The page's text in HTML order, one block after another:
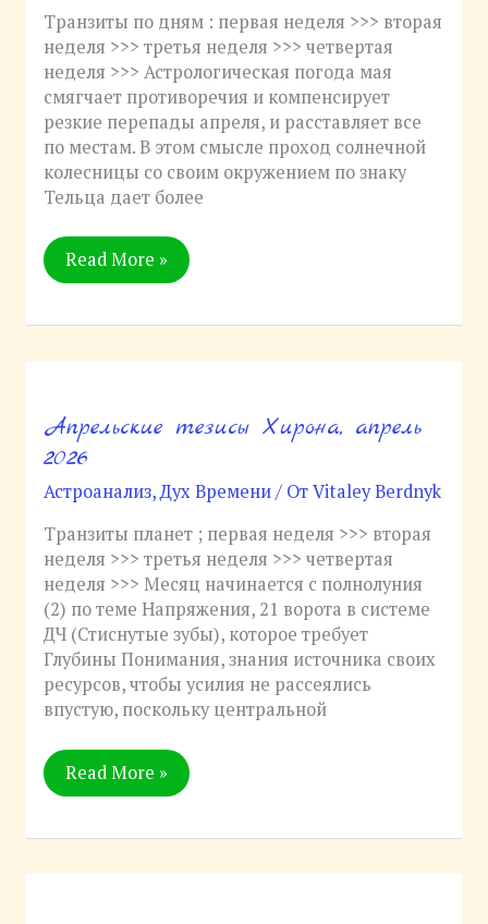
Транзиты по дням : первая неделя >>> вторая
неделя >>> третья неделя >>> четвертая
неделя >>> Астрологическая погода мая
смягчает противоречия и компенсирует
резкие перепады апреля, и расставляет все
по местам. В этом смысле проход солнечной
колесницы со своим окружением по знаку
Тельца дает более
Уран
в
Близнецах
Read More »
Апрельские тезисы Хирона, апрель
2026
Астроанализ,Дух Времени/ ОтVitaley Berdnyk
Транзиты планет ; первая неделя >>> вторая
неделя >>> третья неделя >>> четвертая
неделя >>> Месяц начинается с полнолуния
(2) по теме Напряжения, 21 ворота в системе
ДЧ (Стиснутые зубы), которое требует
Глубины Понимания, знания источника своих
ресурсов, чтобы усилия не рассеялись
впустую, поскольку центральной
Апрельские
тезисы
апрель
Read More »